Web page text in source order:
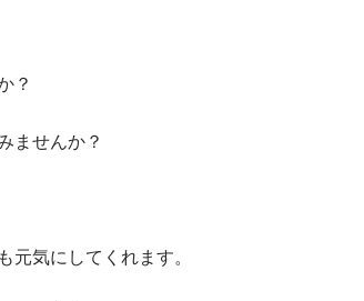
？
ませんか？
元気にしてくれます。